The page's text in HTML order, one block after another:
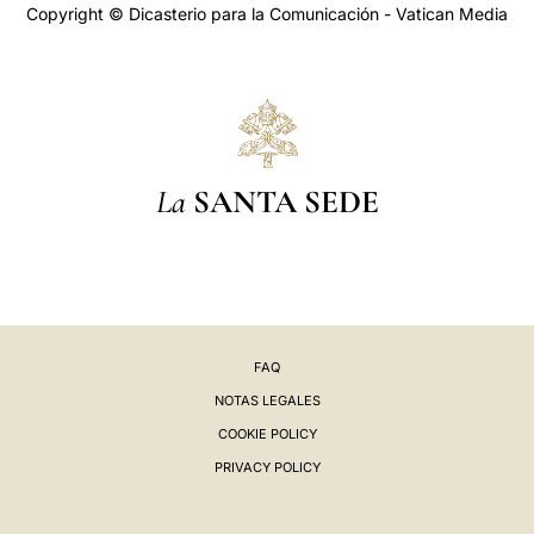
Copyright © Dicasterio para la Comunicación - Vatican Media
La SANTA SEDE
FAQ
NOTAS LEGALES
COOKIE POLICY
PRIVACY POLICY